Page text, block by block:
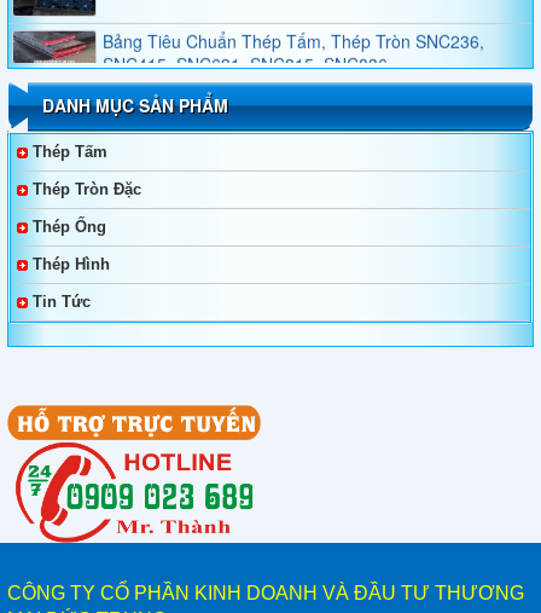
Bảng Tiêu Chuẩn Thép Tấm, Thép Tròn SNC236,
SNC415, SNC631, SNC815, SNC836
Bảng Tiêu Chuẩn Thép Tấm, Thép Tròn SNCM220,
SNCM439, SNCM415, SNCM420, SNCM431
Thép Không Gỉ Duplex 2205, 2570
Thép Tấm, Thép Làm Khuôn, Thép Tròn Đặc SKT4,
SKT3, SKT6, 55NiCrMoV7, 45NiCrMo16
Bảng Giá Và Quy Cách Thép Hình V
Bảng Giá Thép Tấm, Thép Tròn Đặc, Thép Ống Đúc
YXM1, YXM4, YXM27, YXM60, YXM42
Bảng Giá Thép Tấm, Thép Tròn Đặc, Thép Ống Đúc
YXR3, YXR33, YXR7
SKH53, SKH54, SKH55, SKH58, SKH59, SKH2, SKH10
DANH MỤC SẢN PHẨM
Thép Tấm
Thép Tròn Đặc
Thép Ống
Thép Hình
Tin Tức
CÔNG TY CỔ PHẦN KINH DOANH VÀ ĐẦU TƯ THƯƠNG